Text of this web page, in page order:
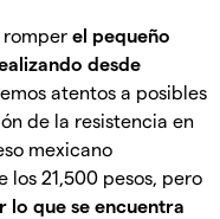
romper el pequeño
desde
atentos a posibles
de la resistencia en
mexicano
los 21,500 pesos, pero
lo que se encuentra